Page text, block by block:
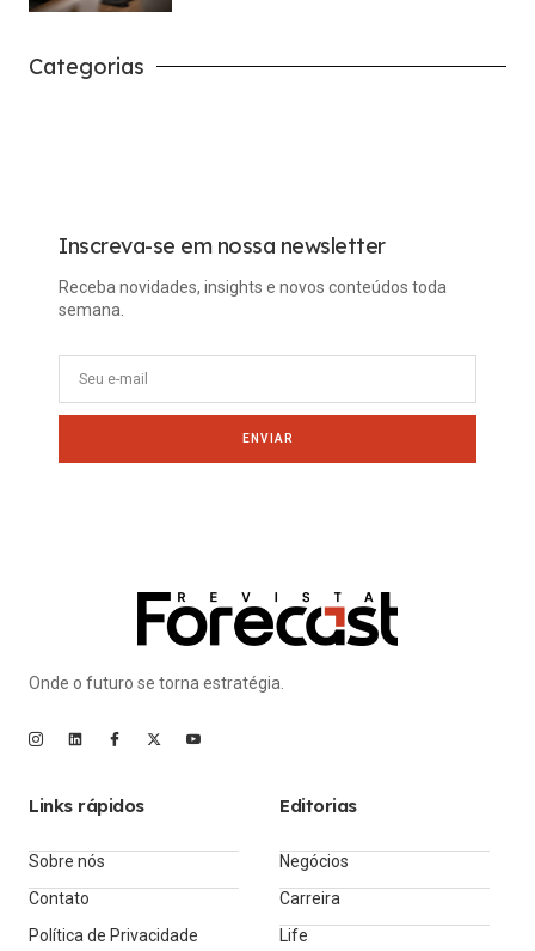
Categorias
Inscreva-se em nossa newsletter
Receba novidades, insights e novos conteúdos toda
semana.
ENVIAR
Onde o futuro se torna estratégia.
Links rápidos
Sobre nós
Contato
Política de Privacidade
Editorias
Negócios
Carreira
Life